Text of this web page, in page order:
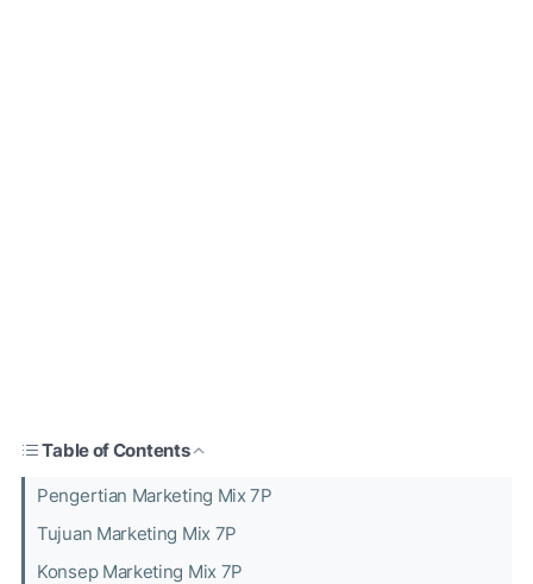
Table of Contents
Pengertian Marketing Mix 7P
Tujuan Marketing Mix 7P
Konsep Marketing Mix 7P